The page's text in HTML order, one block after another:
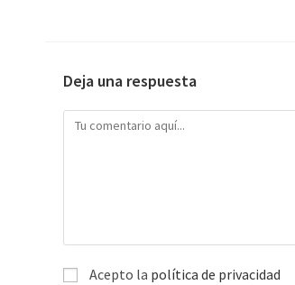
Deja una respuesta
Acepto la política de privacidad